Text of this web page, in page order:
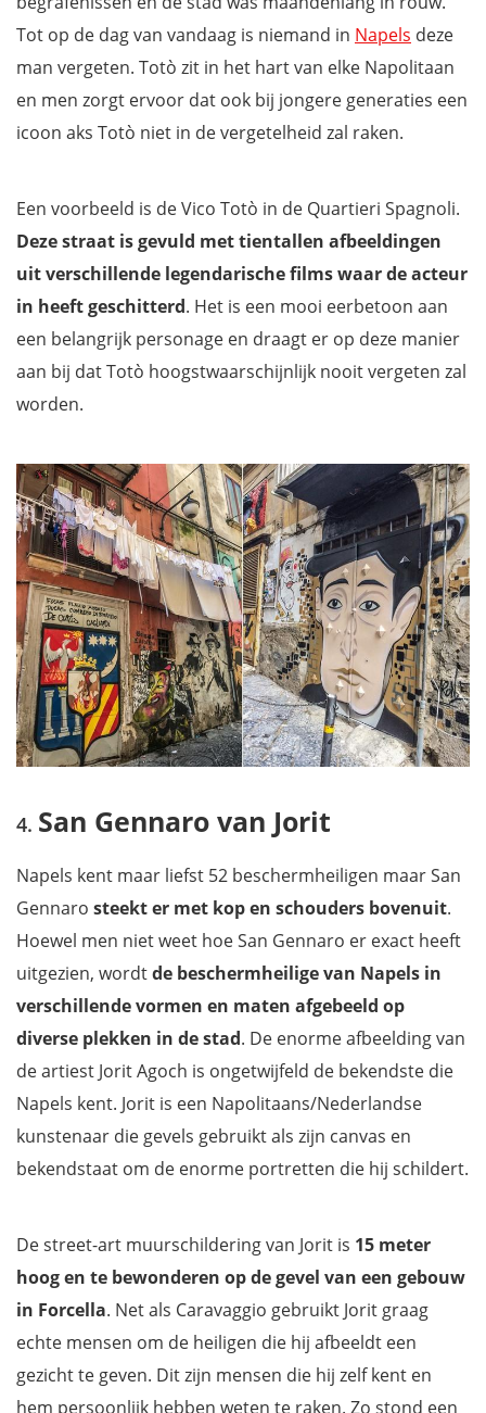
Tot op de dag van vandaag is niemand in Napels deze
man vergeten. Totò zit in het hart van elke Napolitaan
en men zorgt ervoor dat ook bij jongere generaties een
icoon aks Totò niet in de vergetelheid zal raken.
Een voorbeeld is de Vico Totò in de Quartieri Spagnoli.
Deze straat is gevuld met tientallen afbeeldingen
uit verschillende legendarische films waar de acteur
in heeft geschitterd. Het is een mooi eerbetoon aan
een belangrijk personage en draagt er op deze manier
aan bij dat Totò hoogstwaarschijnlijk nooit vergeten zal
worden.
San Gennaro van Jorit
Napels kent maar liefst 52 beschermheiligen maar San
Gennaro steekt er met kop en schouders bovenuit.
Hoewel men niet weet hoe San Gennaro er exact heeft
uitgezien, wordtde beschermheilige van Napels in
verschillende vormen en maten afgebeeld op
diverse plekken in de stad. De enorme afbeelding van
de artiest Jorit Agoch is ongetwijfeld de bekendste die
Napels kent. Jorit is een Napolitaans/Nederlandse
kunstenaar die gevels gebruikt als zijn canvas en
bekendstaat om de enorme portretten die hij schildert.
De street-art muurschildering van Jorit is 15 meter
hoogen te bewonderen op de gevel van een gebouw
in Forcella. Net als Caravaggio gebruikt Jorit graag
echte mensen om de heiligen die hij afbeeldt een
gezicht te geven. Dit zijn mensen die hij zelf kent en
hem persoonlijk hebben weten te raken. Zo stond een